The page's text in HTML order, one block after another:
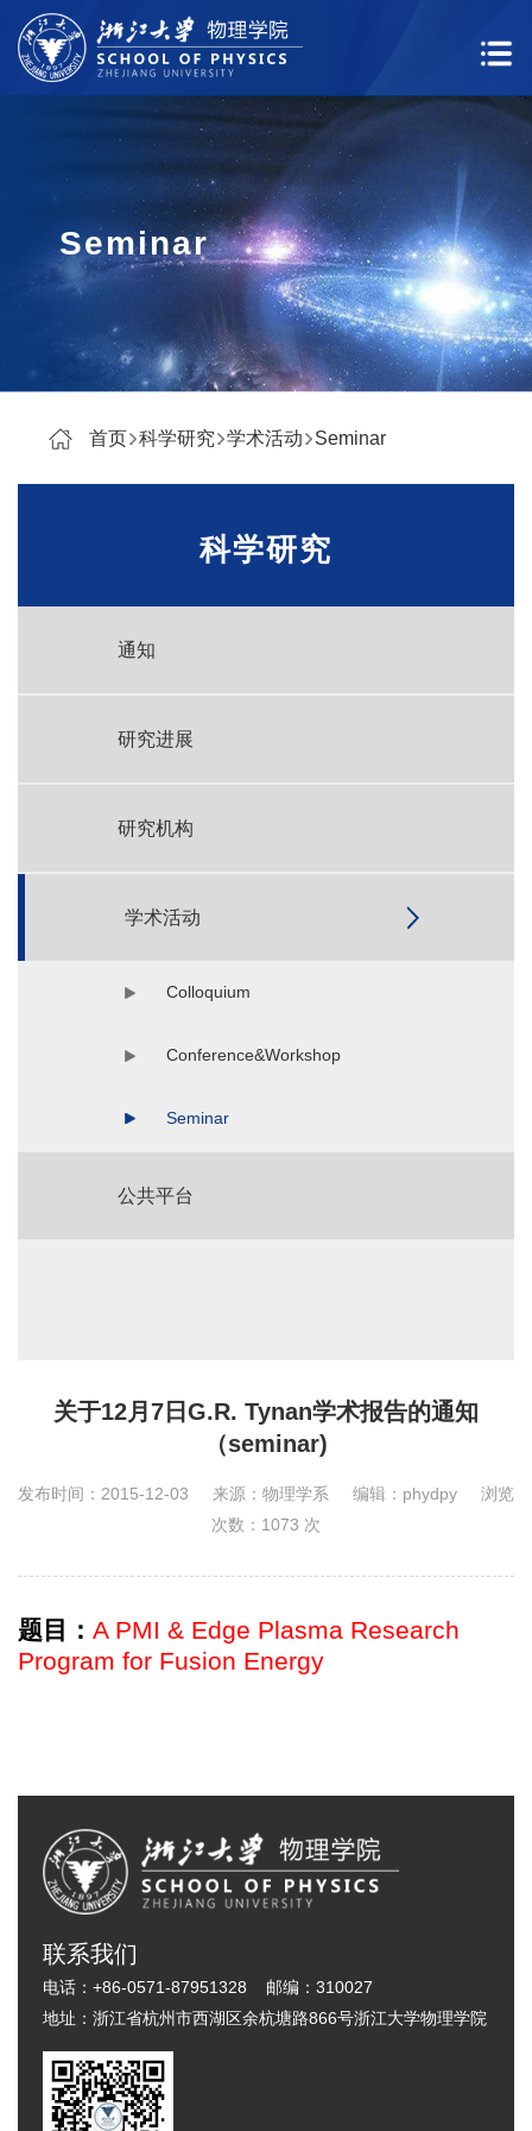
Seminar
首页 科学研究 学术活动 Seminar
科学研究
通知
研究进展
研究机构
学术活动
Colloquium
Conference&Workshop
Seminar
公共平台
关于12月7日G.R. Tynan学术报告的通知
（seminar)
发布时间：2015-12-03 来源：物理学系 编辑：phydpy
浏览
次数： 1073 次
题目： A PMI & Edge Plasma Research
Program for Fusion Energy
联系我们
电话： +86-0571-87951328 邮编： 310027
地址： 浙江省杭州市西湖区余杭塘路866号浙江大学物理学院